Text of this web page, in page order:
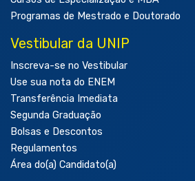
Programas de Mestrado e Doutorado
Vestibular da UNIP
Inscreva-se no Vestibular
Use sua nota do ENEM
Transferência Imediata
Segunda Graduação
Bolsas e Descontos
Regulamentos
Área do(a) Candidato(a)